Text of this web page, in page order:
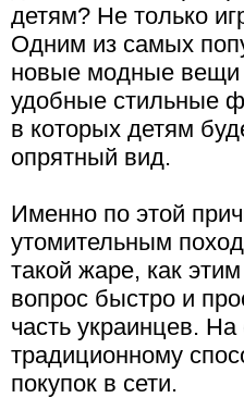
детям? Не только
Одним из самых
новые модные вещи
удобные стильные
в которых детям
опрятный вид.
Именно по этой
утомительным
такой жаре, как
вопрос быстро и
часть украинцев.
традиционному
покупок в сети.